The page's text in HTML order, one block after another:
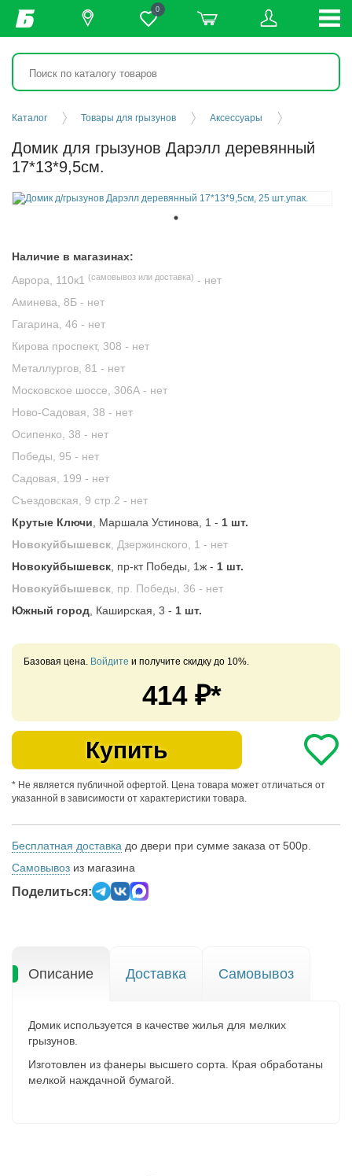
0
Каталог Товары для грызунов Аксессуары
Домик для грызунов Дарэлл деревянный
17*13*9,5см.
Наличие в магазинах:
Аврора, 110к1
(самовывоз или доставка) - нет
Аминева, 8Б - нет
Гагарина, 46 - нет
Кирова проспект, 308 - нет
Металлургов, 81 - нет
Московское шоссе, 306А - нет
Ново-Садовая, 38 - нет
Осипенко, 38 - нет
Победы, 95 - нет
Садовая, 199 - нет
Съездовская, 9 стр.2 - нет
Крутые Ключи , Маршала Устинова, 1 - 1 шт.
Новокуйбышевск , Дзержинского, 1 - нет
Новокуйбышевск , пр-кт Победы, 1ж - 1 шт.
Новокуйбышевск , пр. Победы, 36 - нет
Южный город , Каширская, 3 - 1 шт.
Базовая цена. Войдите и получите скидку до 10%.
414₽*
Купить
* Не является публичной офертой. Цена товара может отличаться от
указанной в зависимости от характеристики товара.
Бесплатная доставка до двери при сумме заказа от 500р.
Самовывоз из магазина
Поделиться:
Описание Доставка Самовывоз
Домик используется в качестве жилья для мелких
грызунов.
Изготовлен из фанеры высшего сорта. Края обработаны
мелкой наждачной бумагой.